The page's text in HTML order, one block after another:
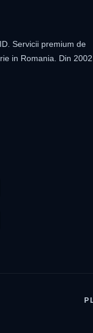
Servicii premium de
in Romania. Din 2002